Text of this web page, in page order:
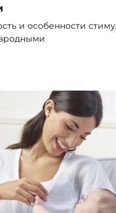
и особенности